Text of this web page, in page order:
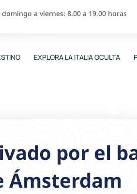
domingo a viernes: 8.00 a 19.00 horas
EXPLORA LA ITALIA OCULTA
por el
Ámsterdam